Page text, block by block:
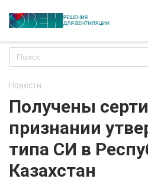
Новости
Получены
признании
типа СИ в
Казахстан